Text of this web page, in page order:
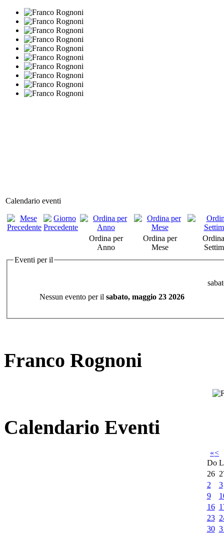
Calendario eventi
Ordina per
Anno
Ordina per
Mese
Eventi per il
Nessun evento per il sabato, maggio 23 2026
Franco Rognoni
Calendario Eventi
«<
Do
26
2
3
9
16
23
30